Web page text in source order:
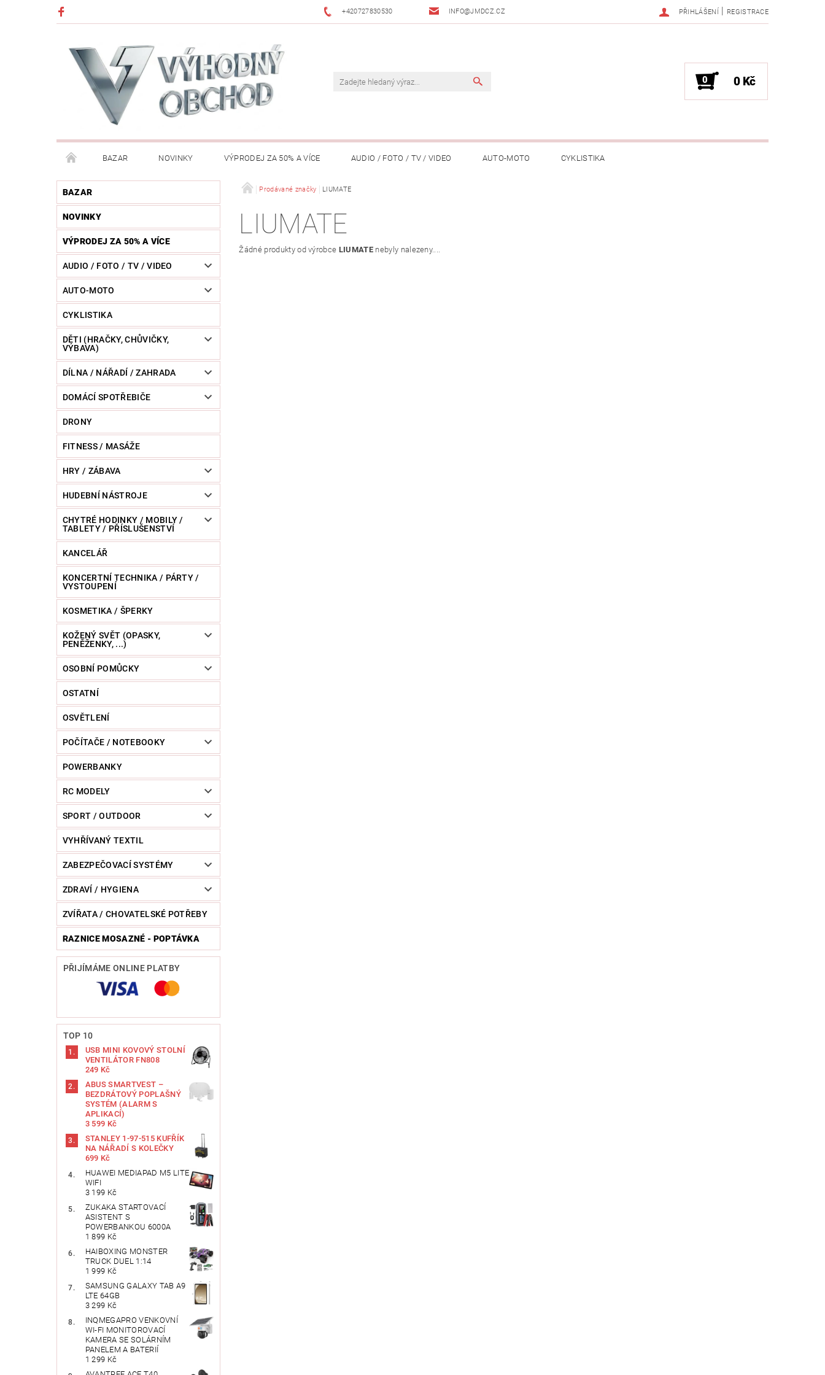
+420727830530 INFO@JMDCZ.CZ PŘIHLÁŠENÍ | REGISTRACE
0 0 Kč
BAZAR NOVINKY VÝPRODEJ ZA 50% A VÍCE AUDIO / FOTO / TV / VIDEO AUTO-MOTO CYKLISTIKA
DĚTI (HRAČKY, CHŮVIČKY, VÝBAVA) DÍLNA / NÁŘADÍ / ZAHRADA
HUDEBNÍ NÁSTROJE CHYTRÉ HODINKY / MOBILY / TABLETY / PŘÍSLUŠENSTVÍ
KOSMETIKA / ŠPERKY KOŽENÝ SVĚT (OPASKY, PENĚŽENKY, ...) OSOBNÍ POMŮCKY
POWERBANKY
ZVÍŘATA / CHOVATELSKÉ POTŘEBY
BAZAR
NOVINKY
VÝPRODEJ ZA 50% A VÍCE
AUDIO / FOTO / TV / VIDEO
AUTO-MOTO
CYKLISTIKA
DĚTI (HRAČKY, CHŮVIČKY,
VÝBAVA)
DÍLNA / NÁŘADÍ / ZAHRADA
DOMÁCÍ SPOTŘEBIČE
DRONY
FITNESS / MASÁŽE
HRY / ZÁBAVA
HUDEBNÍ NÁSTROJE
CHYTRÉ HODINKY / MOBILY /
TABLETY / PŘÍSLUŠENSTVÍ
KANCELÁŘ
KONCERTNÍ TECHNIKA / PÁRTY /
VYSTOUPENÍ
KOSMETIKA / ŠPERKY
KOŽENÝ SVĚT (OPASKY,
PENĚŽENKY, ...)
OSOBNÍ POMŮCKY
OSTATNÍ
OSVĚTLENÍ
POČÍTAČE / NOTEBOOKY
POWERBANKY
RC MODELY
SPORT / OUTDOOR
VYHŘÍVANÝ TEXTIL
ZABEZPEČOVACÍ SYSTÉMY
ZDRAVÍ / HYGIENA
ZVÍŘATA / CHOVATELSKÉ POTŘEBY
RAZNICE MOSAZNÉ - POPTÁVKA
PŘIJÍMÁME ONLINE PLATBY
TOP 10
USB MINI KOVOVÝ STOLNÍ
VENTILÁTOR FN808
249 Kč
ABUS SMARTVEST –
BEZDRÁTOVÝ POPLAŠNÝ
SYSTÉM (ALARM S
APLIKACÍ)
3 599 Kč
STANLEY 1-97-515 KUFŘÍK
NA NÁŘADÍ S KOLEČKY
699 Kč
HUAWEI MEDIAPAD M5 LITE
WIFI
3 199 Kč
ZUKAKA STARTOVACÍ
ASISTENT S
POWERBANKOU 6000A
1 899 Kč
HAIBOXING MONSTER
TRUCK DUEL 1:14
1 999 Kč
SAMSUNG GALAXY TAB A9
LTE 64GB
3 299 Kč
INQMEGAPRO VENKOVNÍ
WI-FI MONITOROVACÍ
KAMERA SE SOLÁRNÍM
PANELEM A BATERIÍ
1 299 Kč
Prodávané značky LIUMATE
LIUMATE
Žádné produkty od výrobce LIUMATEnebyly nalezeny....